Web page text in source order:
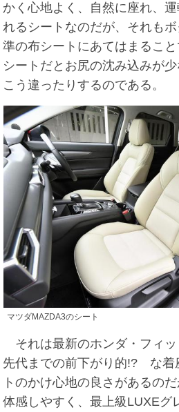
かく心地よく、自然に座れ、
れるシートなのだが、それも
準の布シートにあてはまるこ
シートだとお尻の沈み込みが
こう違ったりするのである。
マツダMAZDA3のシート
それは最新のホンダ・フィッ
先代までの前下がり的!? な着
トのかけ心地の良さがあるの
体感しやすく、最上級LUXEグ